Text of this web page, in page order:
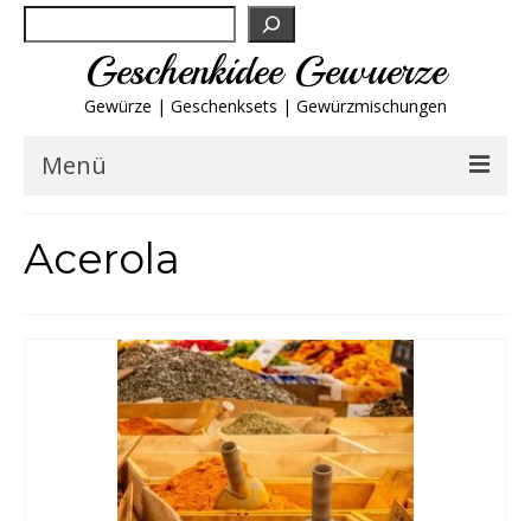
Geschenkidee Gewuerze
Gewürze | Geschenksets | Gewürzmischungen
Menü
Gewürzgläser
Gewürzregal
Grillgewürze
Acerola